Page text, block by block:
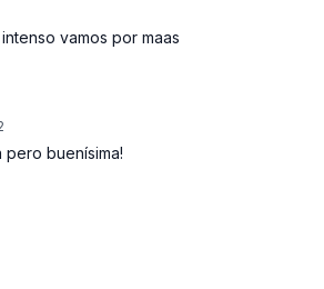
vamos por maas
pero buenísima!